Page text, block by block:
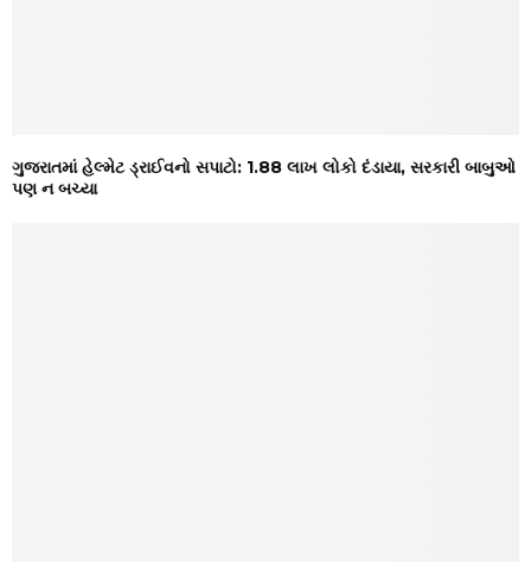
ગુજરાતમાં હેલ્મેટ ડ્રાઈવનો સપાટો: 1.88 લાખ લોકો દંડાયા, સરકારી બાબુઓ
પણ ન બચ્યા